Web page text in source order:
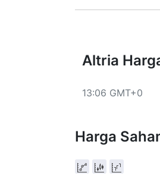
By moving the
Altria
13:06 GMT+0
Harga